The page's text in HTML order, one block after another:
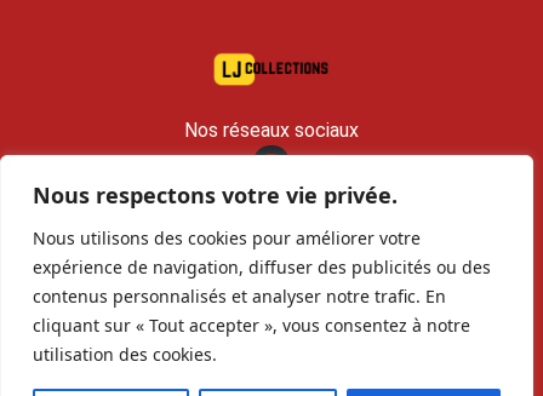
Nous respectons votre vie privée.
Nous utilisons des cookies pour améliorer votre
expérience de navigation, diffuser des publicités ou des
contenus personnalisés et analyser notre trafic. En
cliquant sur « Tout accepter », vous consentez à notre
utilisation des cookies.
Nos réseaux sociaux
contact@lj-collections.com
RCS 979 374 147 Romans
Vous voulez
vendre ?
Contact Archives